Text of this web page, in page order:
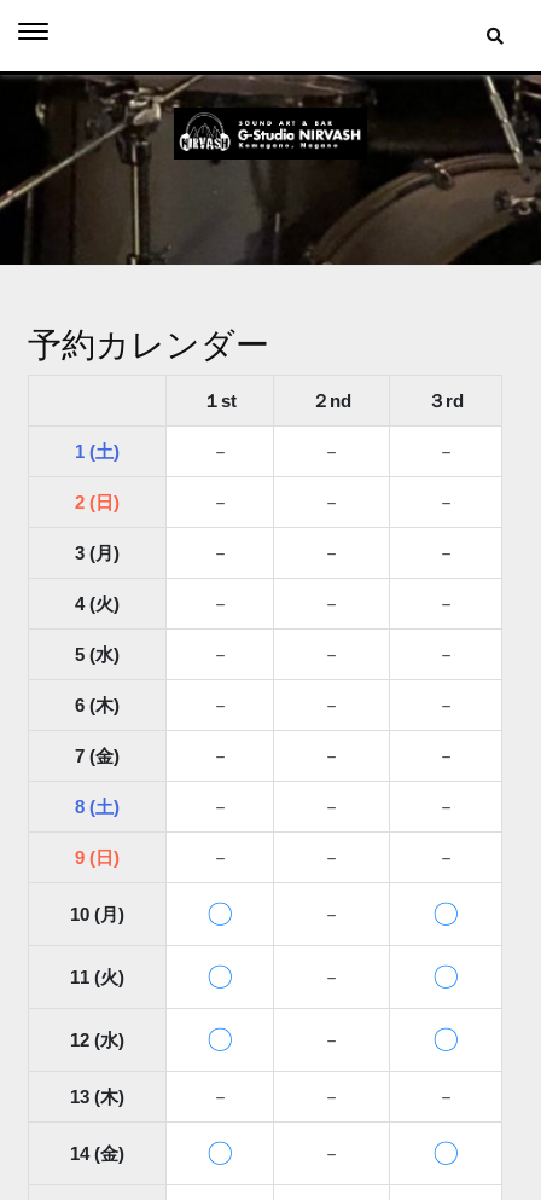
予約カレンダー
１st ２nd ３rd
1 (土) － － －
2 (日) － － －
3 (月) － － －
4 (火) － － －
5 (水) － － －
6 (木) － － －
7 (金) － － －
8 (土) － － －
9 (日) － － －
10 (月) 〇 － 〇
11 (火) 〇 － 〇
12 (水) 〇 － 〇
13 (木) － － －
14 (金) 〇 － 〇